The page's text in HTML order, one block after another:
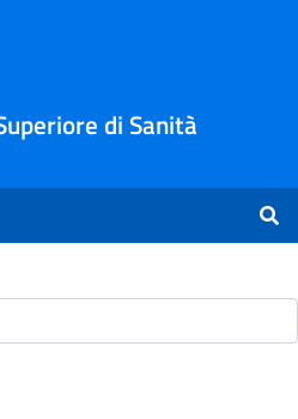
di Sanità
Ricerca -